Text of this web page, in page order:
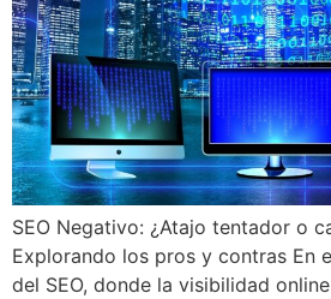
SEO Negativo: ¿Atajo tentador o
Explorando los pros y contras En
del SEO, donde la visibilidad